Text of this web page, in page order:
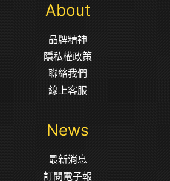
About
品牌精神
隱私權政策
聯絡我們
線上客服
News
最新消息
訂閱電子報